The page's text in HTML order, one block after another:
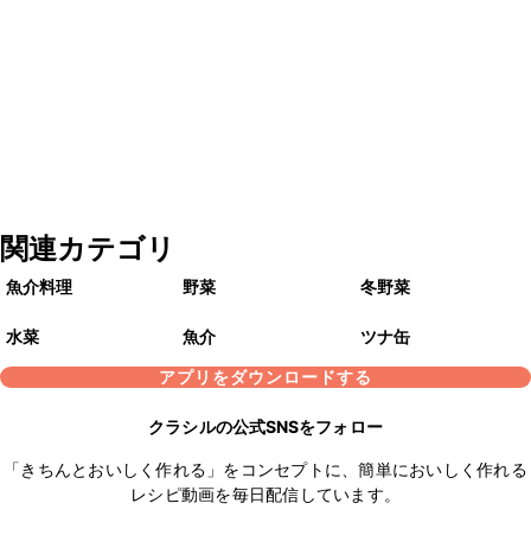
関連カテゴリ
魚介料理 野菜 冬野菜
水菜 魚介
ツナ缶
アプリをダウンロードする
クラシルの公式SNSをフォロー
「きちんとおいしく作れる」をコンセプトに、簡単においしく作れる
レシピ動画を毎日配信しています。